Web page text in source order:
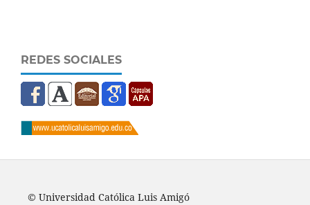
REDES SOCIALES
© Universidad Católica Luis Amigó